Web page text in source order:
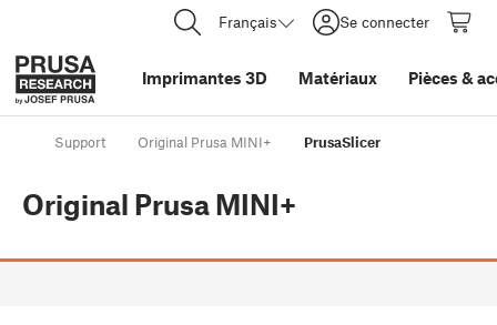
Français Se connecter
Imprimantes 3D Matériaux Pièces &
Support Original Prusa MINI+ PrusaSlicer
Original Prusa MINI+